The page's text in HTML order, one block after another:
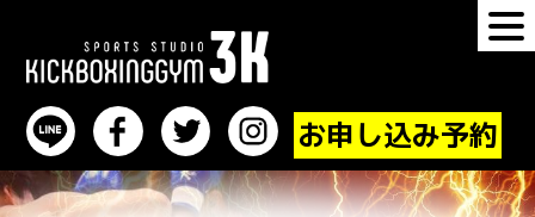
プロ選手の出稽古を募集！｜キックボクシングジ
ム３K
お申し込み予約